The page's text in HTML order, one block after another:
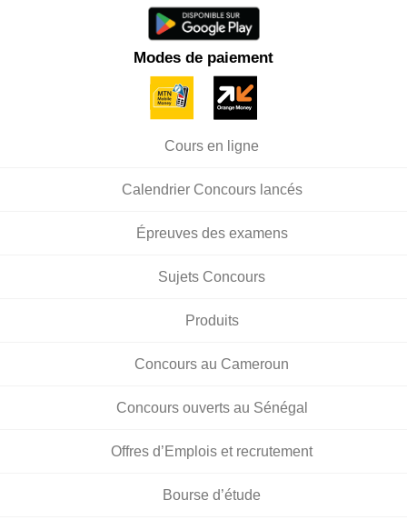
Modes de paiement
Cours en ligne
Calendrier Concours lancés
Épreuves des examens
Sujets Concours
Produits
Concours au Cameroun
Concours ouverts au Sénégal
Offres d’Emplois et recrutement
Bourse d’étude